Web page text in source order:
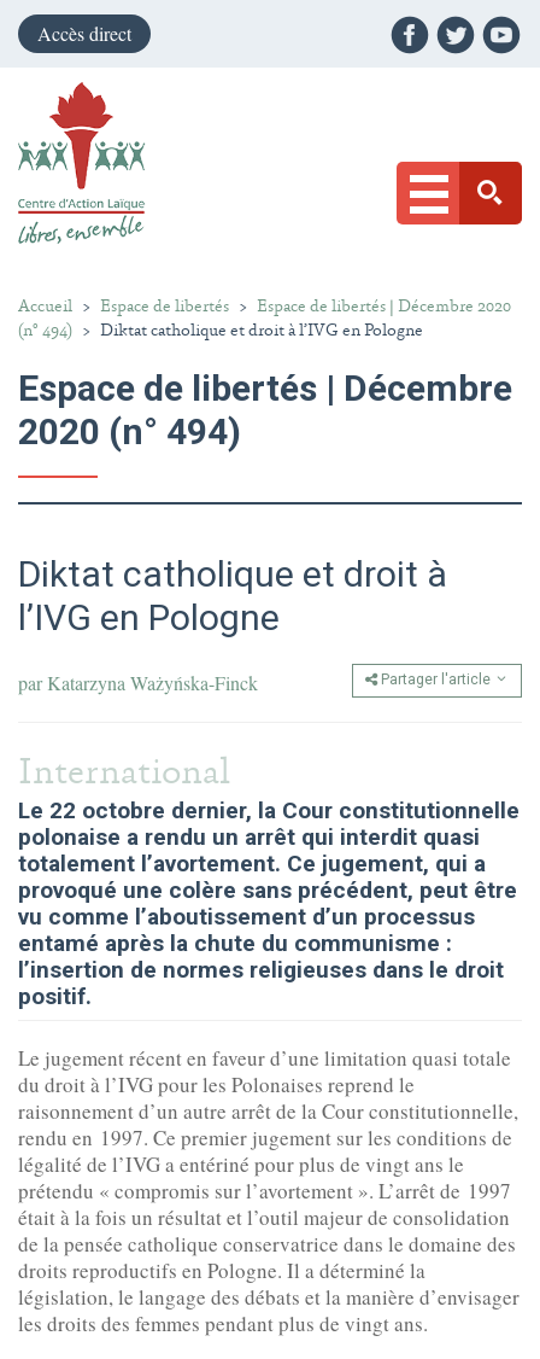
Accès direct
Accueil > Espace de libertés > Espace de libertés | Décembre 2020
(n° 494) > Diktat catholique et droit à l’IVG en Pologne
Espace de libertés | Décembre
2020 (n° 494)
Diktat catholique et droit à
l’IVG en Pologne
parKatarzyna Ważyńska-Finck Partager l'article
International
Le 22 octobre dernier, la Cour constitutionnelle
polonaise a rendu un arrêt qui interdit quasi
totalement l’avortement. Ce jugement, qui a
provoqué une colère sans précédent, peut être
vu comme l’aboutissement d’un processus
entamé après la chute du communisme :
l’insertion de normes religieuses dans le droit
positif.
Le jugement récent en faveur d’une limitation quasi totale
du droit à l’IVG pour les Polonaises reprend le
raisonnement d’un autre arrêt de la Cour constitutionnelle,
rendu en 1997. Ce premier jugement sur les conditions de
légalité de l’IVG a entériné pour plus de vingt ans le
prétendu « compromis sur l’avortement ». L’arrêt de 1997
était à la fois un résultat et l’outil majeur de consolidation
de la pensée catholique conservatrice dans le domaine des
droits reproductifs en Pologne. Il a déterminé la
législation, le langage des débats et la manière d’envisager
les droits des femmes pendant plus de vingt ans.